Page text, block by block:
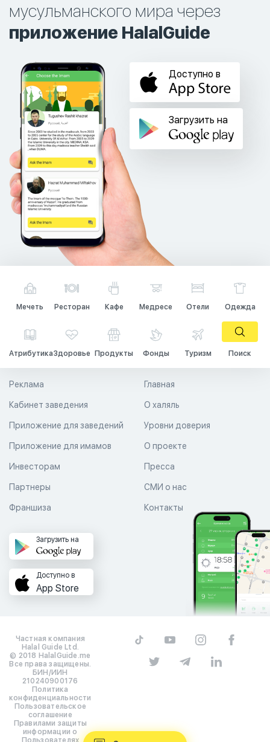
мусульманского мира через
приложение HalalGuide
Доступно в
Загрузить на
Мечеть Ресторан Кафе Медресе Отели Одежда
АтрибутикаЗдоровье Продукты Фонды Туризм Поиск
Главная
О халяль
Уровни доверия
Реклама
Кабинет заведения
Приложение для заведений
Приложение для имамов О проекте
Пресса
СМИ о нас
Контакты
Инвесторам
Партнеры
Франшиза
Загрузить на
Доступно в
App Store
Частная компания
Halal Guide Ltd.
© 2018 HalalGuide.me
Все права защищены.
БИН/ИИН
210240900176
Политика
конфиденциальности
Пользовательское
соглашение
Правилами защиты
информации о
Пользователях